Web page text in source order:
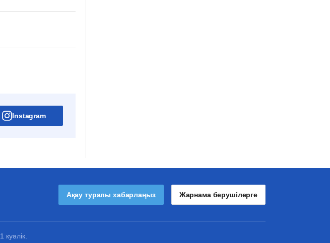
Instagram
Ақау туралы хабарлаңыз Жарнама берушілерге